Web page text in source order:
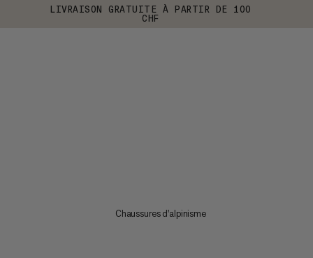
LIVRAISON GRATUITE À PARTIR DE 100
CHF
Chaussures d'alpinisme